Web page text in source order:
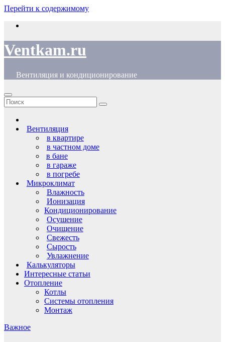
Перейти к содержимому
Ventkam.ru
Вентиляция и кондиционирование
Вентиляция
в квартире
в частном доме
в бане
в гараже
в погребе
Микроклимат
Влажность
Ионизация
Кондиционирование
Осушение
Очищение
Свежесть
Сырость
Увлажнение
Калькуляторы
Интересные статьи
Отопление
Котлы
Системы отопления
Монтаж
Важное